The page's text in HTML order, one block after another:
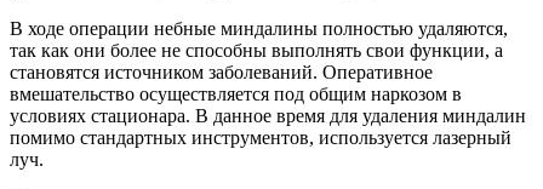
В ходе операции небные миндалины полностью удаляются,
так как они более не способны выполнять свои функции, а
становятся источником заболеваний. Оперативное
вмешательство осуществляется под общим наркозом в
условиях стационара. В данное время для удаления миндалин
помимо стандартных инструментов, используется лазерный
луч.